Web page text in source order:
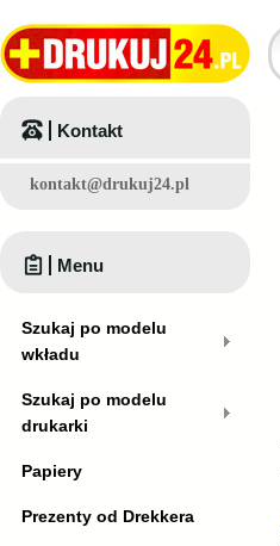
Kontakt
kontakt@drukuj24.pl
Menu
Szukaj po modelu
wkładu
Szukaj po modelu
drukarki
Papiery
Prezenty od Drekkera